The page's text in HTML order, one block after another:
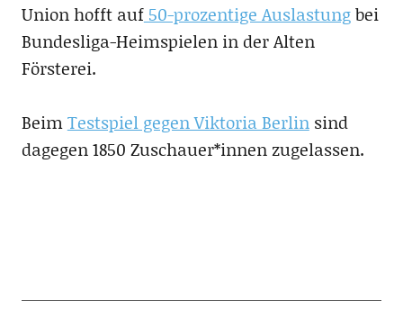
Union hofft auf50-prozentige Auslastungbei
Bundesliga-Heimspielen in der Alten
Försterei.
BeimTestspiel gegen Viktoria Berlinsind
dagegen 1850 Zuschauer*innen zugelassen.